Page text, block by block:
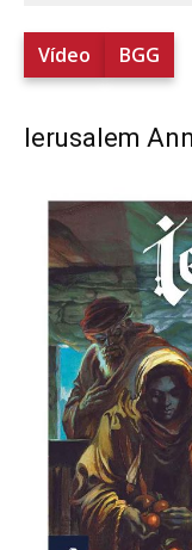
Vídeo BGG
Ierusalem